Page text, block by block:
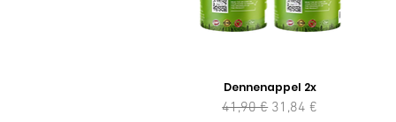
Dennenappel 2x
Normálna cena
41,90 € Zľavnená cena
31,84 €